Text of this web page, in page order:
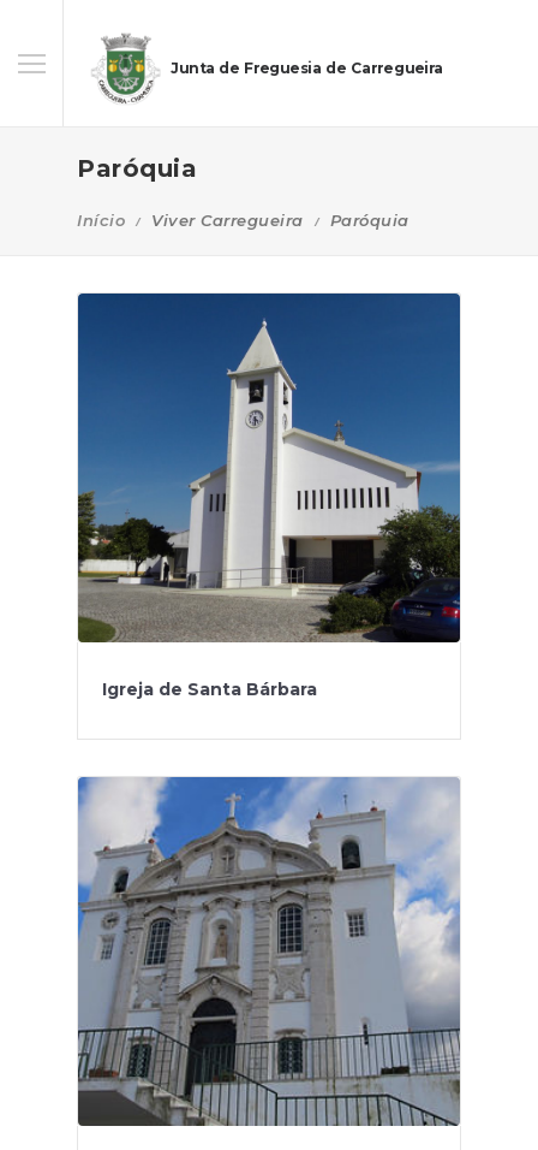
Junta de Freguesia de Carregueira
Paróquia
Início Viver Carregueira Paróquia
Igreja de Santa Bárbara